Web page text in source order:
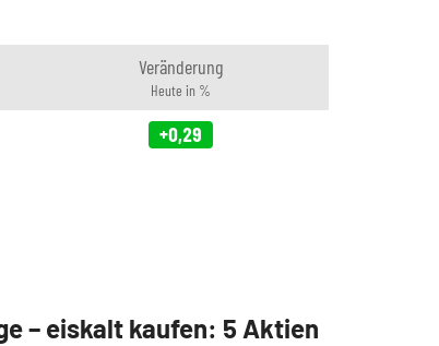
Veränderung
Heute in %
+0,29
– eiskalt kaufen: 5 Aktien